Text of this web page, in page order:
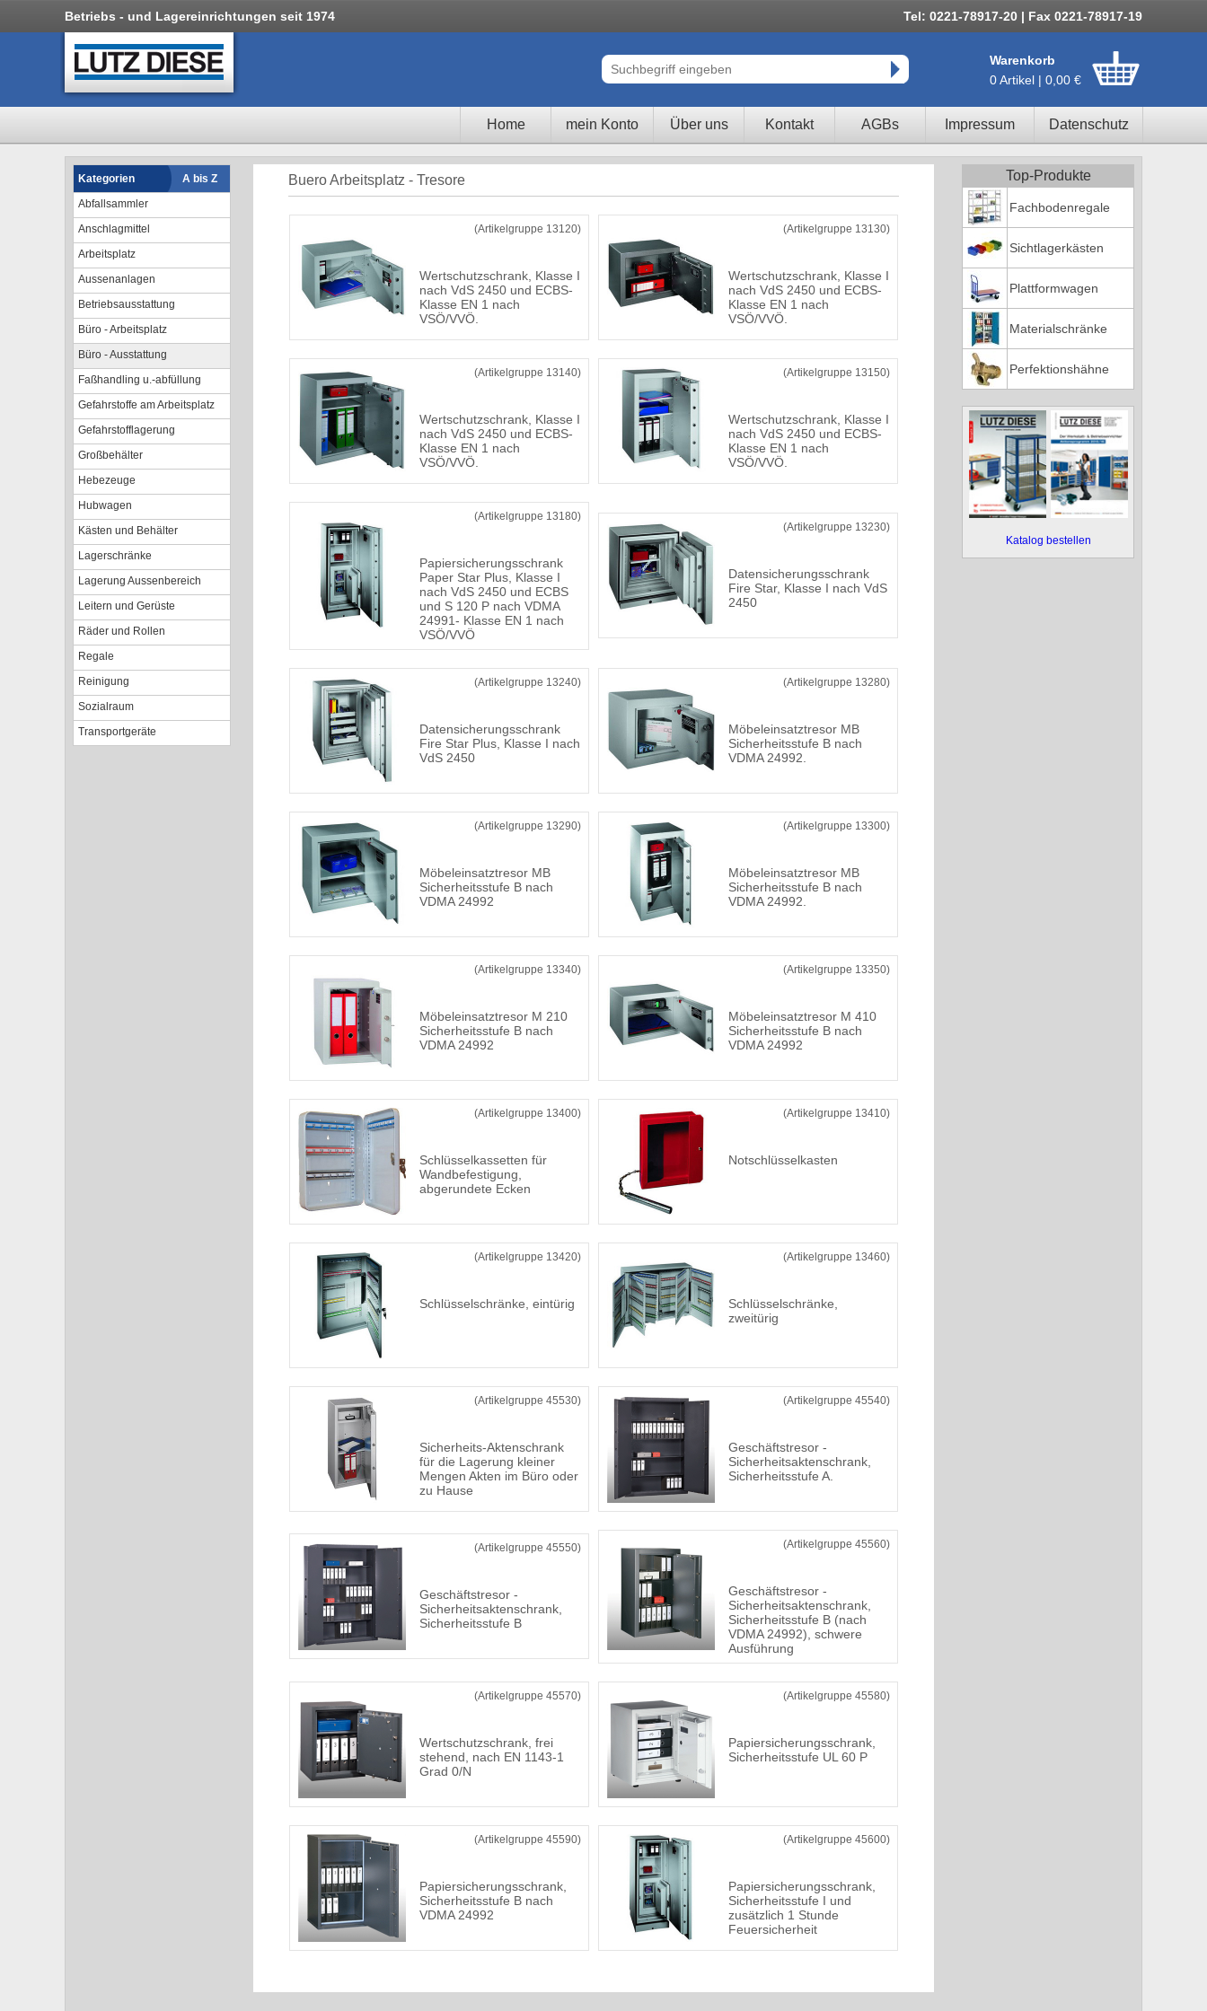
Betriebs - und Lagereinrichtungen seit 1974 Tel: 0221-78917-20 | Fax 0221-78917-19
Warenkorb
0 Artikel | 0,00 €
Home mein Konto Über uns Kontakt AGBs Impressum Datenschutz
Kategorien
A bis Z
Abfallsammler
Anschlagmittel
Arbeitsplatz
Aussenanlagen
Betriebsausstattung
Büro - Arbeitsplatz
Büro - Ausstattung
Faßhandling u.-abfüllung
Gefahrstoffe am Arbeitsplatz
Gefahrstofflagerung
Großbehälter
Hebezeuge
Hubwagen
Kästen und Behälter
Lagerschränke
Lagerung Aussenbereich
Leitern und Gerüste
Räder und Rollen
Regale
Reinigung
Sozialraum
Transportgeräte
Buero Arbeitsplatz - Tresore
(Artikelgruppe 13120)
Wertschutzschrank, Klasse I
nach VdS 2450 und ECBS-
Klasse EN 1 nach
VSÖ/VVÖ.
(Artikelgruppe 13130)
Wertschutzschrank, Klasse I
nach VdS 2450 und ECBS-
Klasse EN 1 nach
VSÖ/VVÖ.
(Artikelgruppe 13140)
Wertschutzschrank, Klasse I
nach VdS 2450 und ECBS-
Klasse EN 1 nach
VSÖ/VVÖ.
(Artikelgruppe 13150)
Wertschutzschrank, Klasse I
nach VdS 2450 und ECBS-
Klasse EN 1 nach
VSÖ/VVÖ.
(Artikelgruppe 13180)
Papiersicherungsschrank
Paper Star Plus, Klasse I
nach VdS 2450 und ECBS
und S 120 P nach VDMA
24991- Klasse EN 1 nach
VSÖ/VVÖ
(Artikelgruppe 13230)
Datensicherungsschrank
Fire Star, Klasse I nach VdS
2450
(Artikelgruppe 13240)
Datensicherungsschrank
Fire Star Plus, Klasse I nach
VdS 2450
(Artikelgruppe 13280)
Möbeleinsatztresor MB
Sicherheitsstufe B nach
VDMA 24992.
(Artikelgruppe 13290)
Möbeleinsatztresor MB
Sicherheitsstufe B nach
VDMA 24992
(Artikelgruppe 13300)
Möbeleinsatztresor MB
Sicherheitsstufe B nach
VDMA 24992.
(Artikelgruppe 13340)
Möbeleinsatztresor M 210
Sicherheitsstufe B nach
VDMA 24992
(Artikelgruppe 13350)
Möbeleinsatztresor M 410
Sicherheitsstufe B nach
VDMA 24992
(Artikelgruppe 13400)
Schlüsselkassetten für
Wandbefestigung,
abgerundete Ecken
(Artikelgruppe 13410)
Notschlüsselkasten
(Artikelgruppe 13420)
Schlüsselschränke, eintürig
(Artikelgruppe 13460)
Schlüsselschränke,
zweitürig
(Artikelgruppe 45530)
Sicherheits-Aktenschrank
für die Lagerung kleiner
Mengen Akten im Büro oder
zu Hause
(Artikelgruppe 45540)
Geschäftstresor -
Sicherheitsaktenschrank,
Sicherheitsstufe A.
(Artikelgruppe 45550)
Geschäftstresor -
Sicherheitsaktenschrank,
Sicherheitsstufe B
(Artikelgruppe 45560)
Geschäftstresor -
Sicherheitsaktenschrank,
Sicherheitsstufe B (nach
VDMA 24992), schwere
Ausführung
(Artikelgruppe 45570)
Wertschutzschrank, frei
stehend, nach EN 1143-1
Grad 0/N
(Artikelgruppe 45580)
Papiersicherungsschrank,
Sicherheitsstufe UL 60 P
(Artikelgruppe 45590)
Papiersicherungsschrank,
Sicherheitsstufe B nach
VDMA 24992
(Artikelgruppe 45600)
Papiersicherungsschrank,
Sicherheitsstufe I und
zusätzlich 1 Stunde
Feuersicherheit
Top-Produkte
Fachbodenregale
Sichtlagerkästen
Plattformwagen
Materialschränke
Perfektionshähne
Katalog bestellen